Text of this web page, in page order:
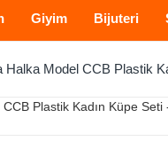
marka
ara...
Giyim Bijuteri
Model CCB Plastik